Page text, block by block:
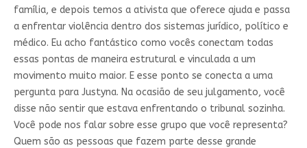
família, e depois temos a ativista que oferece ajuda e passa
a enfrentar violência dentro dos sistemas jurídico, político e
médico. Eu acho fantástico como vocês conectam todas
essas pontas de maneira estrutural e vinculada a um
movimento muito maior. E esse ponto se conecta a uma
pergunta para Justyna. Na ocasião de seu julgamento, você
disse não sentir que estava enfrentando o tribunal sozinha.
Você pode nos falar sobre esse grupo que você representa?
Quem são as pessoas que fazem parte desse grande